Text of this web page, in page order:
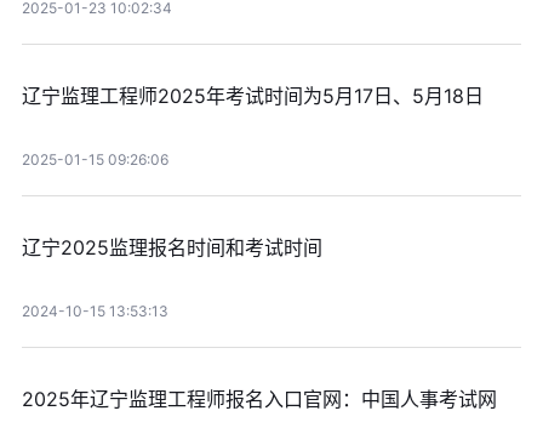
2025-01-23 10:02:34
辽宁监理工程师2025年考试时间为5月17日、5月18日
2025-01-15 09:26:06
辽宁2025监理报名时间和考试时间
2024-10-15 13:53:13
2025年辽宁监理工程师报名入口官网：中国人事考试网